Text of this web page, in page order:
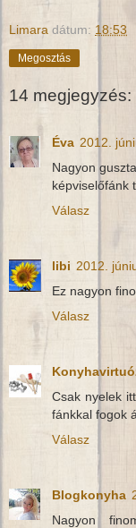
Limara dátum: 18:53
Megosztás
14 megjegyzés:
Éva 2012.
Nagyon
képviselőfánk
Válasz
libi 2012.
Ez nagyon
Válasz
Csak nyelek
fánkkal fogok
Válasz
Blogkonyha
Nagyon